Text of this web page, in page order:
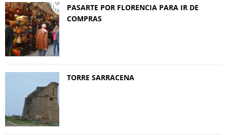
PASARTE POR FLORENCIA PARA IR DE
COMPRAS
TORRE SARRACENA